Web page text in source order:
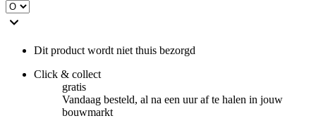
Dit product wordt niet thuis bezorgd
Click & collect
gratis
Vandaag besteld, al na een uur af te halen in jouw
bouwmarkt